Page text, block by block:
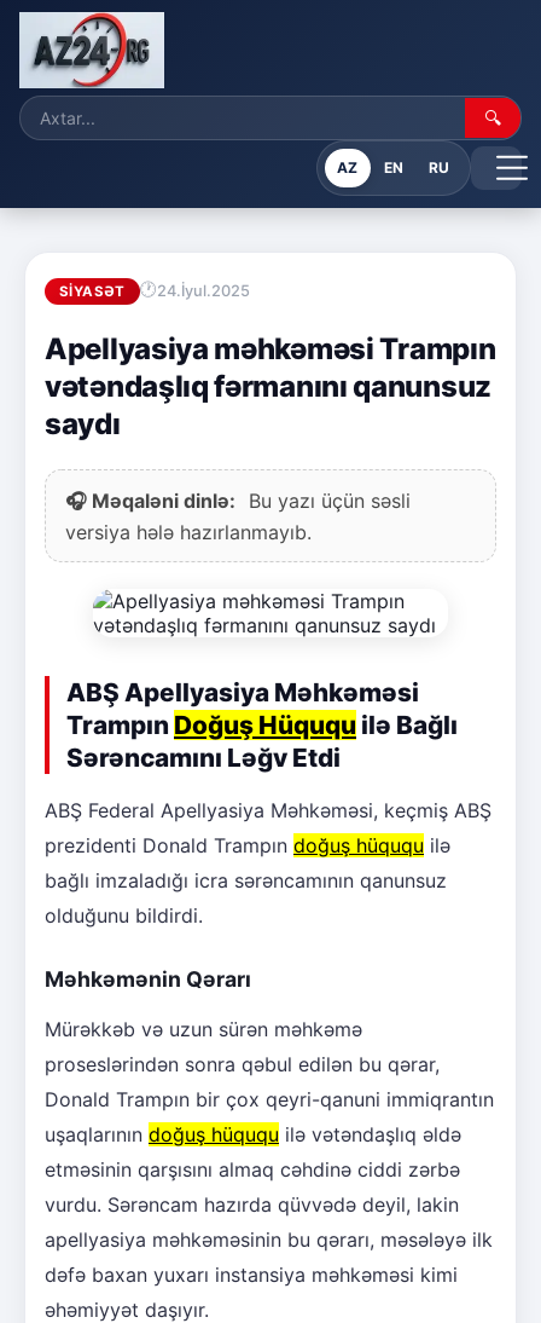
🔍
AZ EN RU
SIYASƏT 24.İyul.2025
Apellyasiya məhkəməsi Trampın
vətəndaşlıq fərmanını qanunsuz
saydı
🎧 Məqaləni dinlə:
Bu yazı üçün səsli
versiya hələ hazırlanmayıb.
ABŞ Apellyasiya Məhkəməsi
Trampın Doğuş Hüququ ilə Bağlı
Sərəncamını Ləğv Etdi
ABŞ Federal Apellyasiya Məhkəməsi, keçmiş ABŞ
prezidenti Donald Trampın doğuş hüququ ilə
bağlı imzaladığı icra sərəncamının qanunsuz
olduğunu bildirdi.
Məhkəmənin Qərarı
Mürəkkəb və uzun sürən məhkəmə
proseslərindən sonra qəbul edilən bu qərar,
Donald Trampın bir çox qeyri-qanuni immiqrantın
uşaqlarının doğuş hüququ ilə vətəndaşlıq əldə
etməsinin qarşısını almaq cəhdinə ciddi zərbə
vurdu. Sərəncam hazırda qüvvədə deyil, lakin
apellyasiya məhkəməsinin bu qərarı, məsələyə ilk
dəfə baxan yuxarı instansiya məhkəməsi kimi
əhəmiyyət daşıyır.